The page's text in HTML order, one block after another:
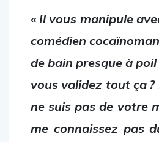
« Il vous manipule
comédien
de bain presque à
vous validez tout ça ?
ne suis pas de votre
me connaissez pas